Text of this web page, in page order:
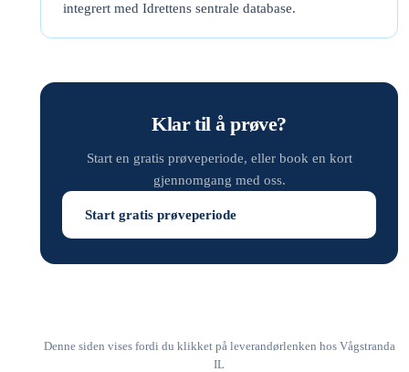
integrert med Idrettens sentrale database.
Klar til å prøve?
Start en gratis prøveperiode, eller book en kort
gjennomgang med oss.
Start gratis prøveperiode
Denne siden vises fordi du klikket på leverandørlenken hos Vågstranda
IL